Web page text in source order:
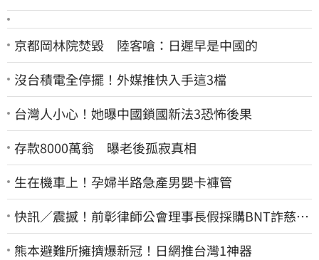
京都岡林院焚毀 陸客嗆：日遲早是中國的
沒台積電全停擺！外媒推快入手這3檔
台灣人小心！她曝中國鎖國新法3恐怖後果
存款8000萬翁 曝老後孤寂真相
生在機車上！孕婦半路急產男嬰卡褲管
快訊／震撼！前彰律師公會理事長假採購BNT詐慈濟
10億、洗錢囤232kg黃金
熊本避難所擁擠爆新冠！日網推台灣1神器